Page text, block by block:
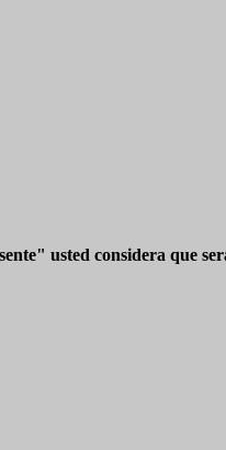
usted considera que